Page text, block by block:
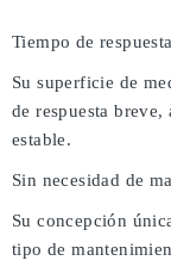
Tiempo de
Su superficie de
de respuesta
estable.
Sin necesidad de
Su concepción
tipo de